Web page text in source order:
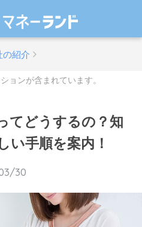
の紹介
ョンが含まれています。
てどうするの？知
い手順を案内！
30